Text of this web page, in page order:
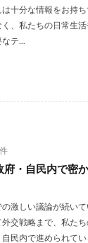
十分な情報をお持
、私たちの日常生
テ...
府・自民内で密
激しい議論が続い
交戦略まで、私た
民内で進められて